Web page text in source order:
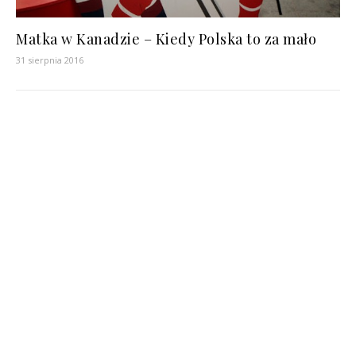
Matka w Kanadzie – Kiedy Polska to za mało
31 sierpnia 2016